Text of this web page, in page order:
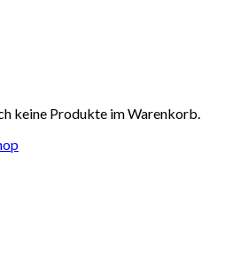
keine Produkte im Warenkorb.